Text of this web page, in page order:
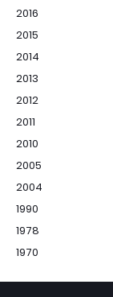
2016
2015
2014
2013
2012
2011
2010
2005
2004
1990
1978
1970